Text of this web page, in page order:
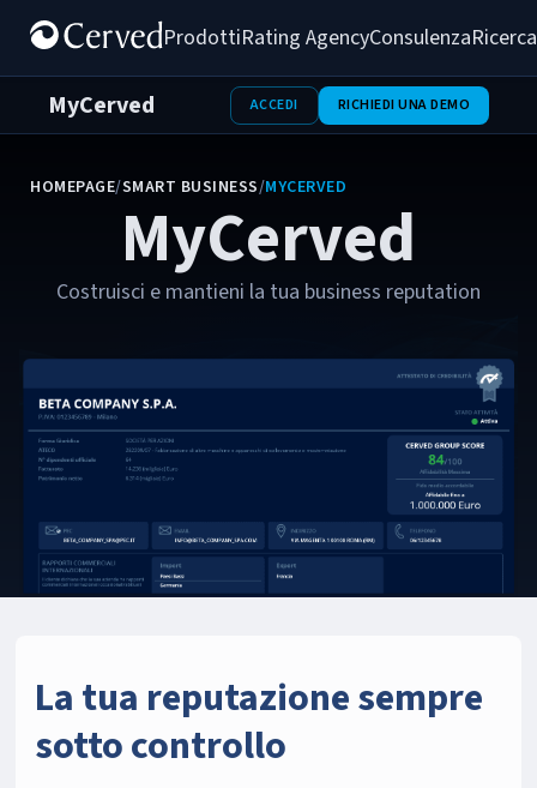
ProdottiRating AgencyConsulenza
MyCerved RICHIEDI UNA DEMO
ACCEDI
HOMEPAGE/SMART BUSINESS/MYCERVED
MyCerved
Costruisci e mantieni la tua business reputation
La tua reputazione sempre
sotto controllo